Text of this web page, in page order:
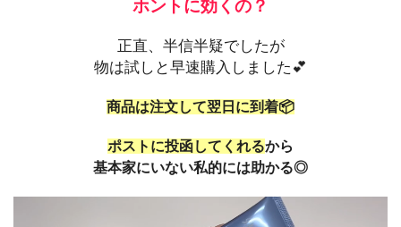
ホントに効くの？
正直、半信半疑でしたが
物は試しと早速購入しました💕
商品は注文して翌日に到着📦
ポストに投函してくれるから
基本家にいない私的には助かる◎